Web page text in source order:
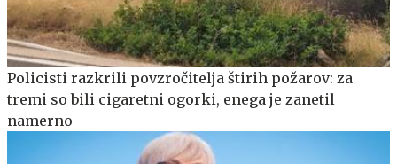
Policisti razkrili povzročitelja štirih požarov: za
tremi so bili cigaretni ogorki, enega je zanetil
namerno